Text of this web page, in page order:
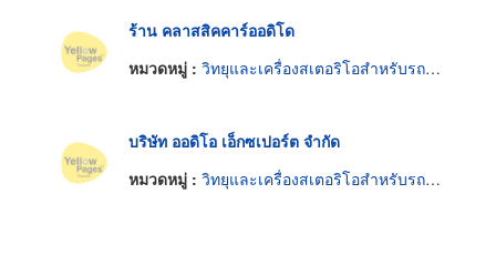
ร้าน คลาสสิคคาร์ออดิโด
หมวดหมู่ : วิทยุและเครื่องสเตอริโอสำหรับรถยนต์
บริษัท ออดิโอ เอ็กซเปอร์ต จำกัด
หมวดหมู่ : วิทยุและเครื่องสเตอริโอสำหรับรถยนต์